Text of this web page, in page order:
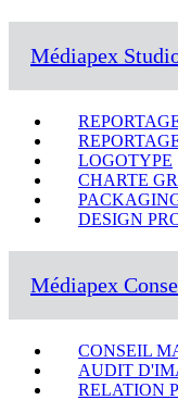
Médiapex
LOGOTYPE
CHARTE
DESIGN
Médiapex
CONSEIL
AUDIT
RELATION